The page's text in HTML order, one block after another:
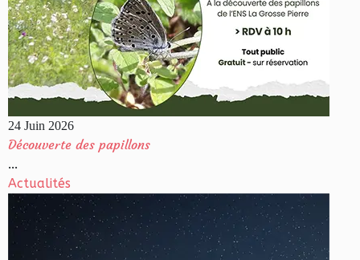
24 Juin 2026
Découverte des papillons
...
Actualités